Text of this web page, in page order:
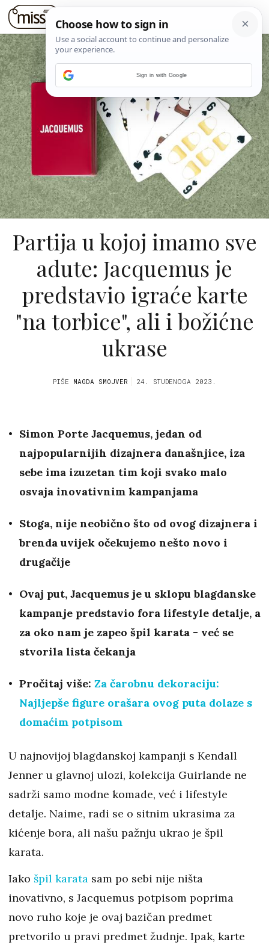
Partija u kojoj imamo sve
adute: Jacquemus je
predstavio igraće karte
"na torbice", ali i božićne
ukrase
PIŠE MAGDA SMOJVER 24. STUDENOGA 2023.
Simon Porte Jacquemus, jedan od
najpopularnijih dizajnera današnjice, iza
sebe ima izuzetan tim koji svako malo
osvaja inovativnim kampanjama
Stoga, nije neobično što od ovog dizajnera i
brenda uvijek očekujemo nešto novo i
drugačije
Ovaj put, Jacquemus je u sklopu blagdanske
kampanje predstavio fora lifestyle detalje, a
za oko nam je zapeo špil karata - već se
stvorila lista čekanja
Pročitaj više: Za čarobnu dekoraciju:
Najljepše figure orašara ovog puta dolaze s
domaćim potpisom
U najnovijoj blagdanskoj kampanji s Kendall
Jenner u glavnoj ulozi, kolekcija Guirlande ne
sadrži samo modne komade, već i lifestyle
detalje. Naime, radi se o sitnim ukrasima za
kićenje bora, ali našu pažnju ukrao je špil
karata.
Iako špil karata sam po sebi nije ništa
inovativno, s Jacquemus potpisom poprima
novo ruho koje je ovaj bazičan predmet
pretvorilo u pravi predmet žudnje. Ipak, karte
Sign in with Google